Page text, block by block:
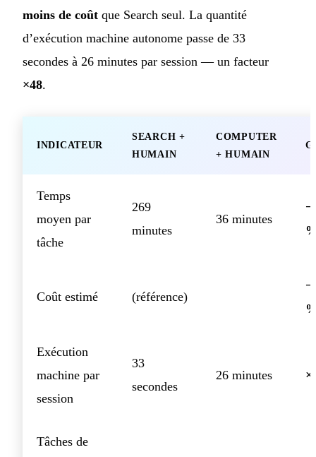
moins de coût que Search seul. La quantité
d’exécution machine autonome passe de 33
secondes à 26 minutes par session — un facteur
×48.
INDICATEUR
SEARCH +
HUMAIN
COMPUTER
+ HUMAIN
Temps
moyen par
tâche
269
minutes
36 minutes
Coût estimé (référence)
Exécution
machine par
session
33
secondes
26 minutes
Tâches de